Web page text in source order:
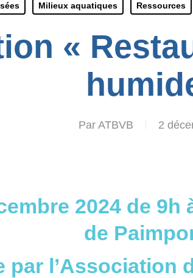
Milieux aquatiques Ressources
«
Par ATBVB 2
2024 de
de
par l’Association